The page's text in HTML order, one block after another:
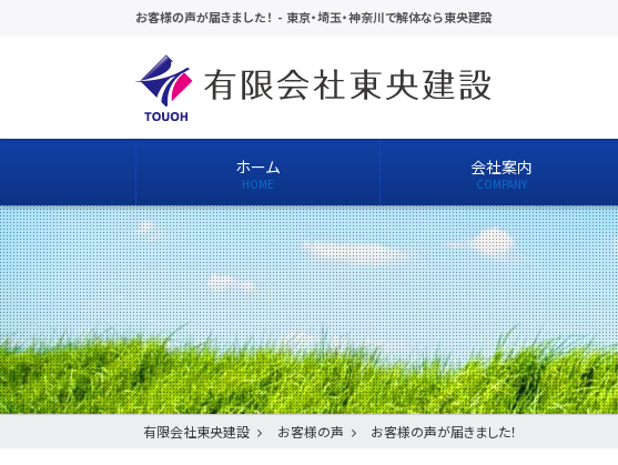
お客様の声が届きました！ - 東京・埼玉・神奈川で解体なら東央建設
ホーム 会社案内
有限会社東央建設 お客様の声 お客様の声が届きました！